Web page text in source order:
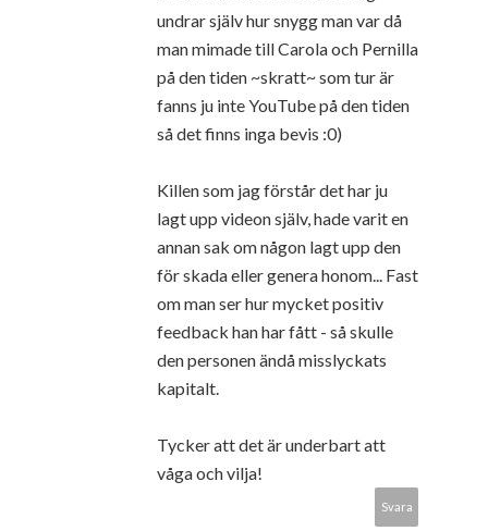
undrar själv hur snygg man var då
man mimade till Carola och Pernilla
på den tiden ~skratt~ som tur är
fanns ju inte YouTube på den tiden
så det finns inga bevis :0)
Killen som jag förstår det har ju
lagt upp videon själv, hade varit en
annan sak om någon lagt upp den
för skada eller genera honom... Fast
om man ser hur mycket positiv
feedback han har fått - så skulle
den personen ändå misslyckats
kapitalt.
Tycker att det är underbart att
våga och vilja!
Svara